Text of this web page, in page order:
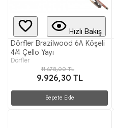
Hızlı Bakış
Dörfler Brazilwood 6A Köşeli
4/4 Çello Yayı
Dörfler
11.678,00 TL
9.926,30 TL
Sepete Ekle